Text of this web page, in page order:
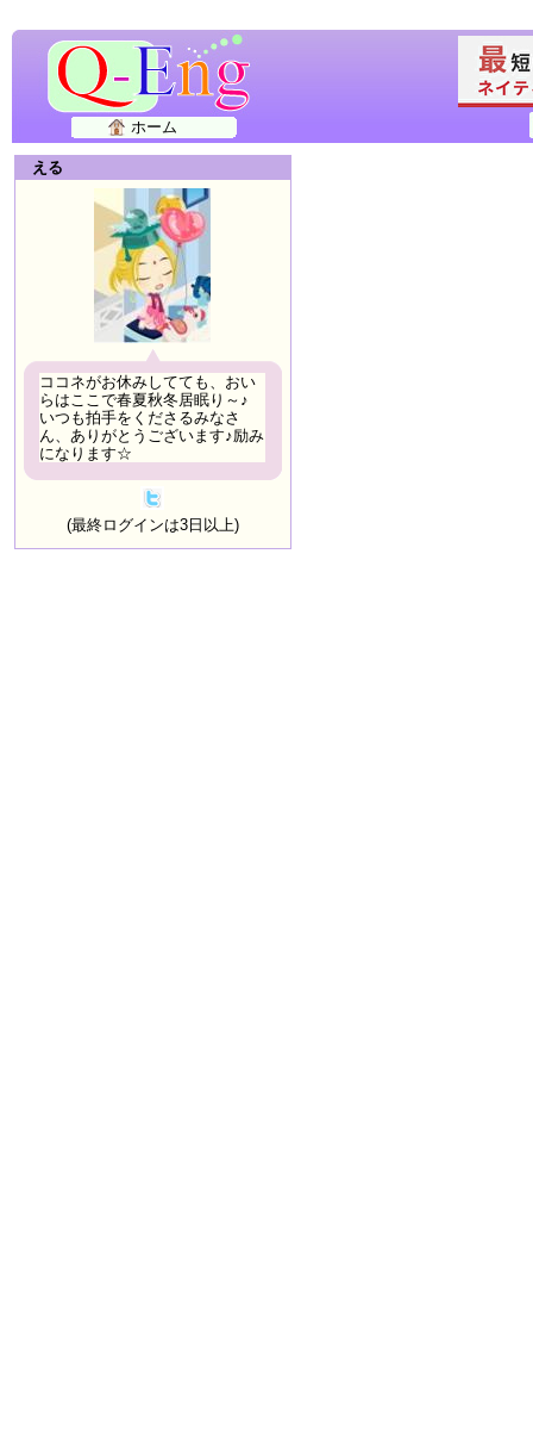
ホーム
える
ココネがお休みしてても、おい
らはここで春夏秋冬居眠り～♪
いつも拍手をくださるみなさ
ん、ありがとうございます♪励み
になります☆
(最終ログインは3日以上)